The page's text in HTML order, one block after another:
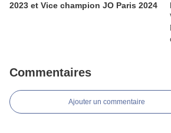
2023 et Vice champion JO Paris 2024
Commentaires
Ajouter un commentaire